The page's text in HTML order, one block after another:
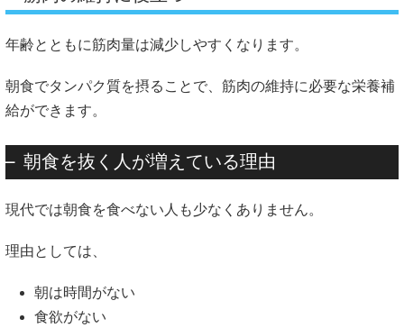
年齢とともに筋肉量は減少しやすくなります。
朝食でタンパク質を摂ることで、筋肉の維持に必要な栄養補
給ができます。
朝食を抜く人が増えている理由
現代では朝食を食べない人も少なくありません。
理由としては、
朝は時間がない
食欲がない